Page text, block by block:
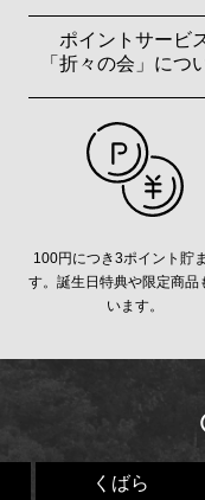
ポイントサービ
「折々の会」につ
100円につき3ポイント貯
す。誕生日特典や限定商品
います。
くばら